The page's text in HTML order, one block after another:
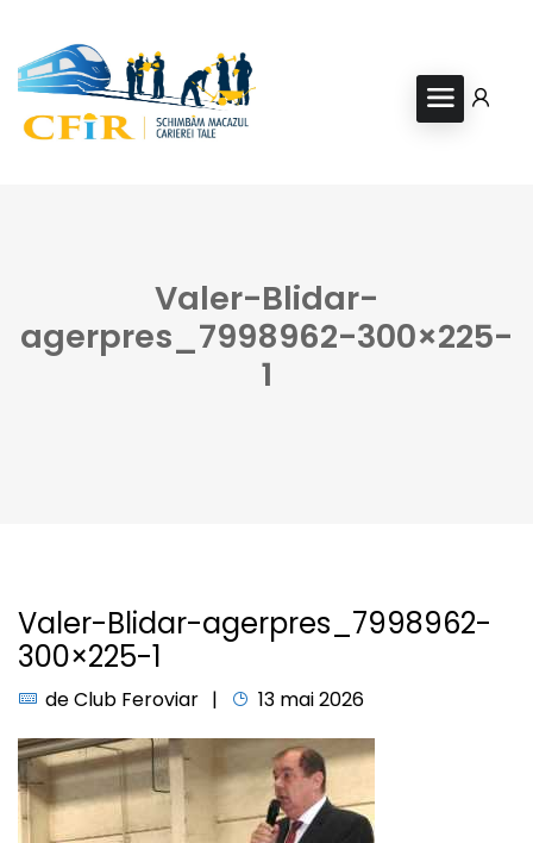
Valer-Blidar-
agerpres_7998962-300×225-
1
Valer-Blidar-agerpres_7998962-
300×225-1
deClub Feroviar 13 mai 2026